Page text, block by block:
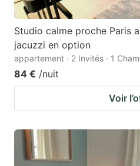
Studio calme proche Paris
jacuzzi en option
appartement · 2 Invités · 1
84 € /nuit
Voir